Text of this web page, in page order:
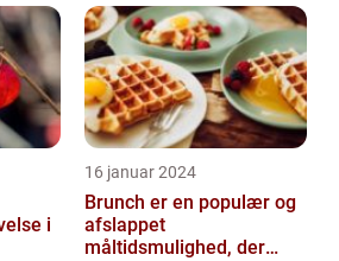
i
16 januar 2024
Brunch er en populær og
afslappet
måltidsmulighed, der